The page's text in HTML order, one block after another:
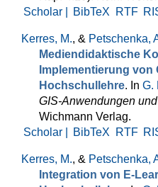
Scholar |
BibTeX RTF
Kerres, M., & Petschenka,
Mediendidaktische
Implementierung
Hochschullehre. In G.
GIS-Anwendungen
Wichmann Verlag.
Scholar |
BibTeX RTF
Kerres, M., & Petschenka,
Integration von E-